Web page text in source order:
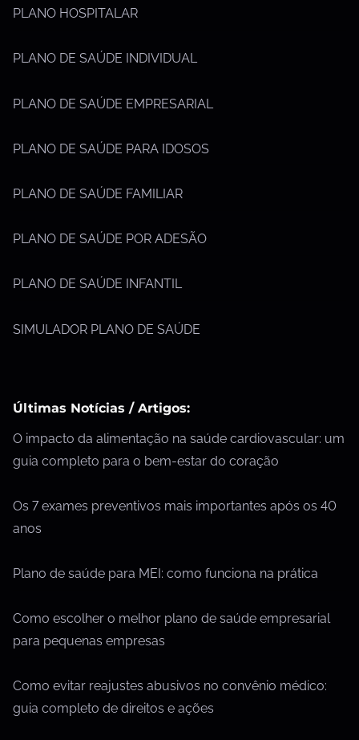
PLANO HOSPITALAR
PLANO DE SAÚDE INDIVIDUAL
PLANO DE SAÚDE EMPRESARIAL
PLANO DE SAÚDE PARA IDOSOS
PLANO DE SAÚDE FAMILIAR
PLANO DE SAÚDE POR ADESÃO
PLANO DE SAÚDE INFANTIL
SIMULADOR PLANO DE SAÚDE
Últimas Notícias / Artigos:
O impacto da alimentação na saúde cardiovascular: um
guia completo para o bem-estar do coração
Os 7 exames preventivos mais importantes após os 40
anos
Plano de saúde para MEI: como funciona na prática
Como escolher o melhor plano de saúde empresarial
para pequenas empresas
Como evitar reajustes abusivos no convênio médico:
guia completo de direitos e ações